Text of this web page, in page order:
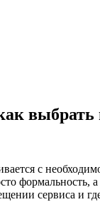
с
формальность,
сервиса и